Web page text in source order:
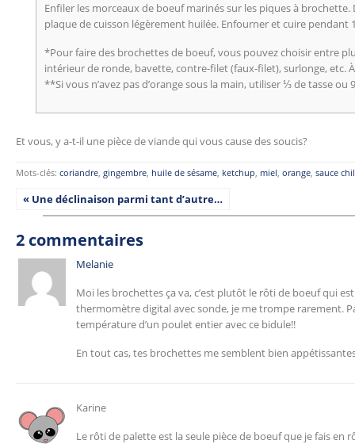
Enfiler les morceaux de boeuf marinés sur les piques à
plaque de cuisson légèrement huilée. Enfourner et cuire pendant
*Pour faire des brochettes de boeuf, vous pouvez choisir entre
intérieur de ronde, bavette, contre-filet (faux-filet), surlonge, etc.
**Si vous n’avez pas d’orange sous la main, utiliser ⅓ de tasse ou
Et vous, y a-t-il une pièce de viande qui vous cause des soucis?
Mots-clés: coriandre, gingembre, huile de sésame, ketchup, miel, orange, sauce
« Une déclinaison parmi tant d’autre…
2 commentaires
Melanie
Moi les brochettes ça va, c’est plutôt le rôti de boeuf qui
thermomètre digital avec sonde, je me trompe rarement.
température d’un poulet entier avec ce bidule!!
En tout cas, tes brochettes me semblent bien
Karine
Le rôti de palette est la seule pièce de boeuf que je fais en